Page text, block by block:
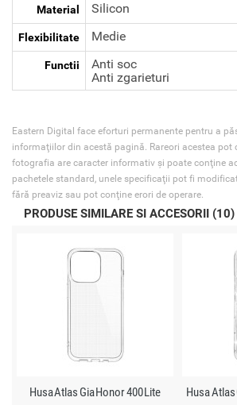
Material Silicon
Flexibilitate Medie
Functii
Anti soc
Anti zgarieturi
Eastern Digital face eforturi permanente pentru a
informaţiilor din acestă pagină. Rareori acestea pot
fotografia are caracter informativ şi poate conţine
pachetele standard, unele specificaţii pot fi
fără preaviz sau pot conţine erori de operare.
PRODUSE SIMILARE SI ACCESORII (10)
Husa Atlas Gia Honor 400 Lite Husa